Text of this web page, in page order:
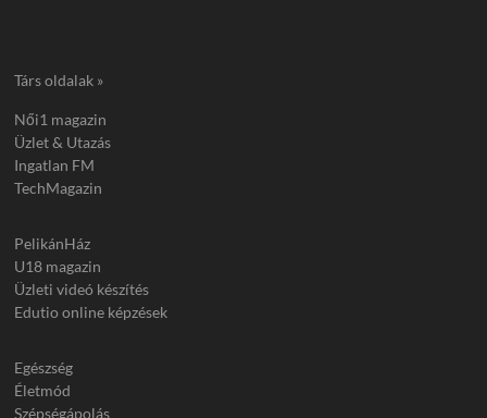
Társ oldalak »
Női1 magazin
Üzlet & Utazás
Ingatlan FM
TechMagazin
PelikánHáz
U18 magazin
Üzleti videó készítés
Edutio online képzések
Egészség
Életmód
Szépségápolás